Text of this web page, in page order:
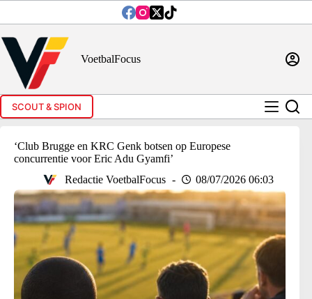
inhoud
VoetbalFocus
SCOUT & SPION
‘Club Brugge en KRC Genk botsen op Europese
concurrentie voor Eric Adu Gyamfi’
Redactie VoetbalFocus
08/07/2026 06:03